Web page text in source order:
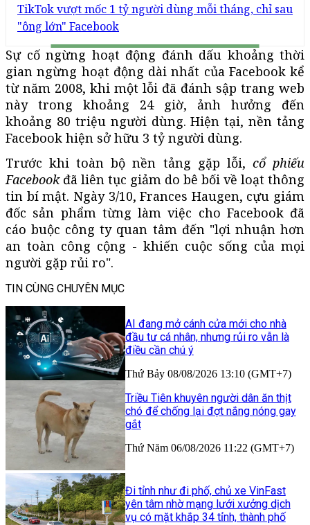
TikTok vượt mốc 1 tỷ người dùng mỗi tháng, chỉ sau
"ông lớn" Facebook
Sự cố ngừng hoạt động đánh dấu khoảng thời
gian ngừng hoạt động dài nhất của Facebook kể
từ năm 2008, khi một lỗi đã đánh sập trang web
này trong khoảng 24 giờ, ảnh hưởng đến
khoảng 80 triệu người dùng. Hiện tại, nền tảng
Facebook hiện sở hữu 3 tỷ người dùng.
Trước khi toàn bộ nền tảng gặp lỗi, cổ phiếu
Facebookđã liên tục giảm do bê bối về loạt thông
tin bí mật. Ngày 3/10, Frances Haugen, cựu giám
đốc sản phẩm từng làm việc cho Facebook đã
cáo buộc công ty quan tâm đến "lợi nhuận hơn
an toàn công cộng - khiến cuộc sống của mọi
người gặp rủi ro".
TIN CÙNG CHUYÊN MỤC
AI đang mở cánh cửa mới cho nhà
đầu tư cá nhân, nhưng rủi ro vẫn là
điều cần chú ý
Thứ Bảy 08/08/2026 13:10 (GMT+7)
Triều Tiên khuyên người dân ăn thịt
chó để chống lại đợt nắng nóng gay
gắt
Thứ Năm 06/08/2026 11:22 (GMT+7)
Đi tỉnh như đi phố, chủ xe VinFast
yên tâm nhờ mạng lưới xưởng dịch
vụ có mặt khắp 34 tỉnh, thành phố